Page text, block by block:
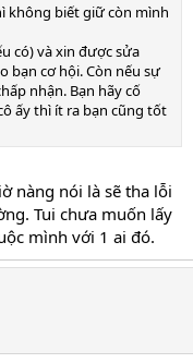
không biết giữ còn mình
có) và xin được sửa
bạn cơ hội. Còn nếu sự
nhận. Bạn hãy cố
ấy thì ít ra bạn cũng tốt
nàng nói là sẽ tha lỗi
Tui chưa muốn lấy
mình với 1 ai đó.